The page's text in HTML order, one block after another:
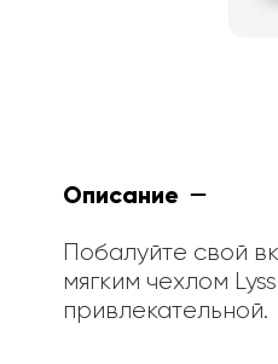
Описание
Побалуйте свой
мягким чехлом
привлекательной.